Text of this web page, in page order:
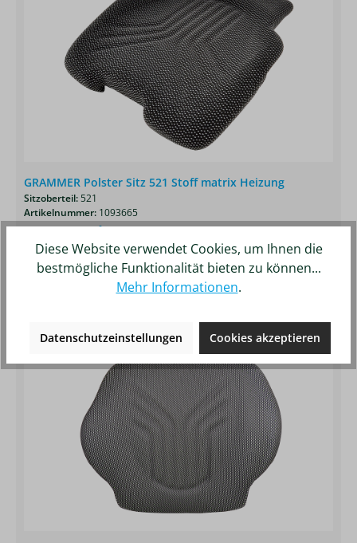
GRAMMER Polster Sitz 521 Stoff matrix Heizung
Sitzoberteil:521
Artikelnummer: 1093665
378,63 €*
Details Merken
Diese Website verwendet Cookies, um Ihnen die
bestmögliche Funktionalität bieten zu können...
Mehr Informationen.
Datenschutzeinstellungen Cookies akzeptieren